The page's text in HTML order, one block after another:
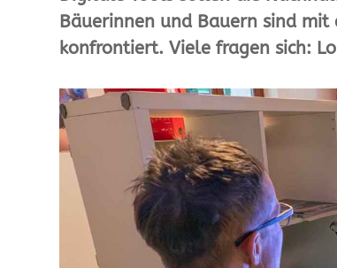
Bäuerinnen und Bauern sind
konfrontiert. Viele fragen sich: